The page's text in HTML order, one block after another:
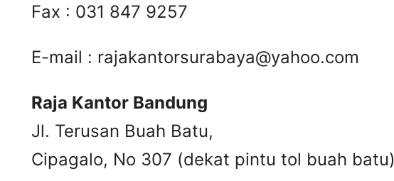
Fax : 031 847 9257
E-mail : rajakantorsurabaya@yahoo.com
Raja Kantor Bandung
Jl. Terusan Buah Batu,
Cipagalo, No 307 (dekat pintu tol buah